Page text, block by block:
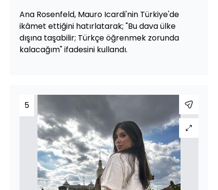
Ana Rosenfeld, Mauro Icardi'nin Türkiye'de
ikâmet ettiğini hatırlatarak; "Bu dava ülke
dışına taşabilir; Türkçe öğrenmek zorunda
kalacağım" ifadesini kullandı.
5